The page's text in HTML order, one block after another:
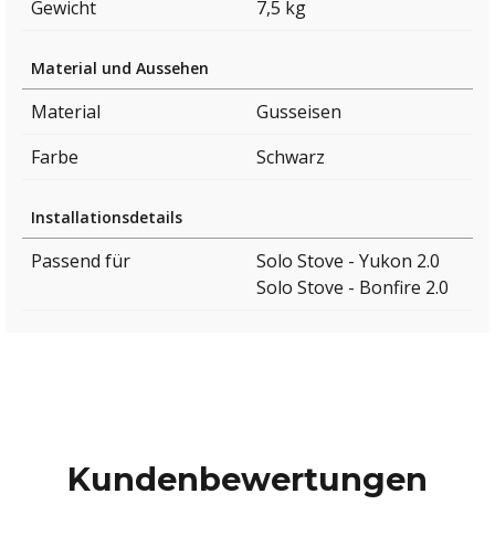
Gewicht
7,5 kg
Material und Aussehen
Material
Gusseisen
Farbe
Schwarz
Installationsdetails
Passend für
Solo Stove - Yukon 2.0
Solo Stove - Bonfire 2.0
Kundenbewertungen